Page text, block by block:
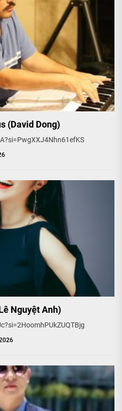
(David Dong)
Nguyệt Anh)